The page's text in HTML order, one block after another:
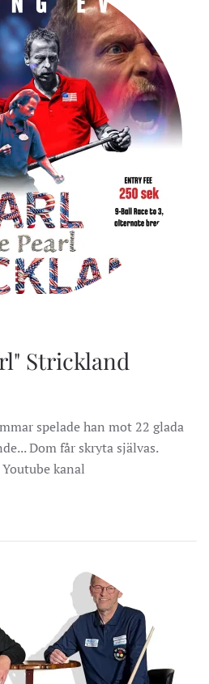
Strickland
spelade han mot 22 glada
Dom får skryta självas.
kanal